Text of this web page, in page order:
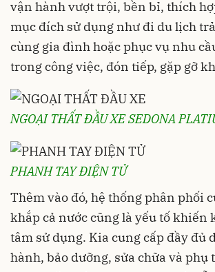
vận hành vượt trội, bền bỉ, thích
mục đích sử dụng như đi du lịch
cùng gia đình hoặc phục vụ nhu
trong công việc, đón tiếp, gặp gỡ
NGOẠI THẤT ĐẦU XE SEDONA
PHANH TAY ĐIỆN TỬ
Thêm vào đó, hệ thống phân phối
khắp cả nước cũng là yếu tố khiến
tâm sử dụng. Kia cung cấp đầy đủ
hành, bảo dưỡng, sửa chữa và phụ